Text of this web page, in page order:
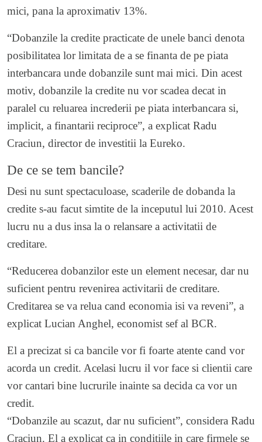
mici, pana la aproximativ 13%.
“Dobanzile la credite practicate de unele banci denota
posibilitatea lor limitata de a se finanta de pe piata
interbancara unde dobanzile sunt mai mici. Din acest
motiv, dobanzile la credite nu vor scadea decat in
paralel cu reluarea increderii pe piata interbancara si,
implicit, a finantarii reciproce”, a explicat Radu
Craciun, director de investitii la Eureko.
De ce se tem bancile?
Desi nu sunt spectaculoase, scaderile de dobanda la
credite s-au facut simtite de la inceputul lui 2010. Acest
lucru nu a dus insa la o relansare a activitatii de
creditare.
“Reducerea dobanzilor este un element necesar, dar nu
suficient pentru revenirea activitarii de creditare.
Creditarea se va relua cand economia isi va reveni”, a
explicat Lucian Anghel, economist sef al BCR.
El a precizat si ca bancile vor fi foarte atente cand vor
acorda un credit. Acelasi lucru il vor face si clientii care
vor cantari bine lucrurile inainte sa decida ca vor un
credit.
“Dobanzile au scazut, dar nu suficient”, considera Radu
Craciun. El a explicat ca in conditiile in care firmele se